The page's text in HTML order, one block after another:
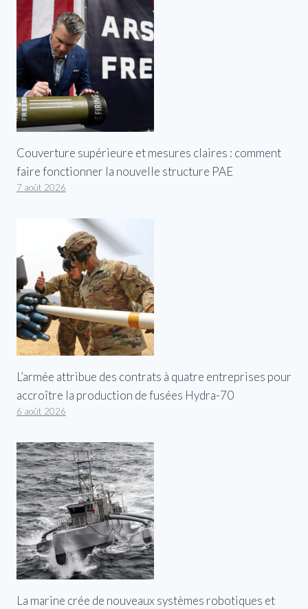
Couverture supérieure et mesures claires : comment
faire fonctionner la nouvelle structure PAE
7 août 2026
L’armée attribue des contrats à quatre entreprises pour
accroître la production de fusées Hydra-70
6 août 2026
La marine crée de nouveaux systèmes robotiques et